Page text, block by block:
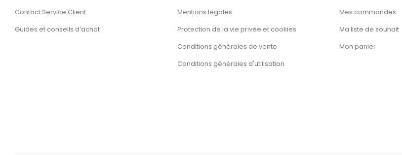
Contact Service Client
Guides et conseils d’achat
Mentions légales
Protection de la vie privée et cookies
Conditions générales de vente
Conditions générales d'utilisation
Mes commandes
Ma liste de souhait
Mon panier